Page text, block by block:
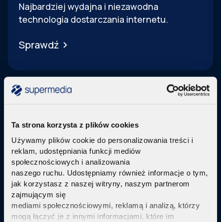
Ta strona korzysta z plików cookies
Używamy plików cookie do personalizowania treści i
reklam, udostępniania funkcji mediów
społecznościowych i analizowania
naszego ruchu. Udostępniamy również informacje o tym,
jak korzystasz z naszej witryny, naszym partnerom
zajmującym się
mediami społecznościowymi, reklamą i analizą, którzy
mogą łączyć je z innymi informacjami, które im
Najbardziej wydajna i niezawodna
technologia dostarczania internetu.
Sprawdź
Telewizja Replay
Pakiety internetu z nowoczesną telewizją
technologi IPTV Replay TV.
Sprawdź